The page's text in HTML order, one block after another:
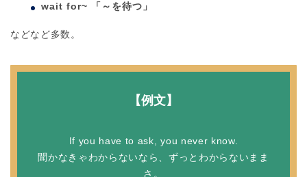
wait for~ 「～を待つ」
などなど多数。
【例文】
If you have to ask, you never know.
聞かなきゃわからないなら、ずっとわからないまま
さ。